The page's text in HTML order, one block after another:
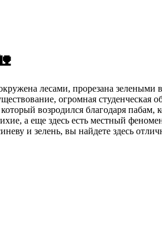
лесами, прорезана зелеными
огромная
возродился благодаря пабам,
а еще здесь есть местный
и зелень, вы найдете здесь